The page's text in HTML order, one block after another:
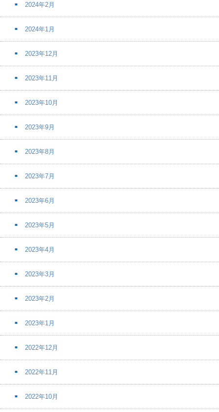
2024年2月
2024年1月
2023年12月
2023年11月
2023年10月
2023年9月
2023年8月
2023年7月
2023年6月
2023年5月
2023年4月
2023年3月
2023年2月
2023年1月
2022年12月
2022年11月
2022年10月